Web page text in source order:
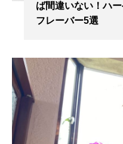
ば間違いない！ハ
フレーバー5選